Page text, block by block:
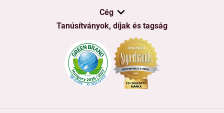
Cég
Tanúsítványok, díjak és tagság